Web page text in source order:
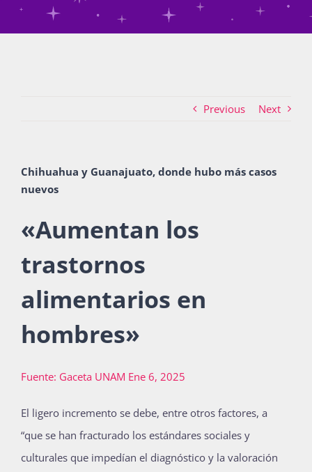
Atención de la violencia de género
Blog
Súmate
Publicaciones
Previous Next
Chihuahua y Guanajuato, donde hubo más casos
nuevos
«Aumentan los
trastornos
alimentarios en
hombres»
Fuente: Gaceta UNAM Ene 6, 2025
El ligero incremento se debe, entre otros factores, a
“que se han fracturado los estándares sociales y
culturales que impedían el diagnóstico y la valoración